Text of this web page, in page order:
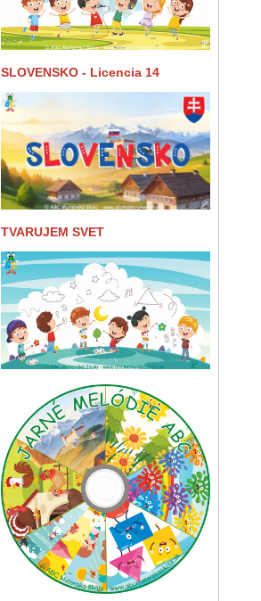
SLOVENSKO - Licencia 14
TVARUJEM SVET